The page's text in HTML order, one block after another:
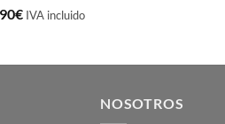
€ IVA incluido
NOSOTROS